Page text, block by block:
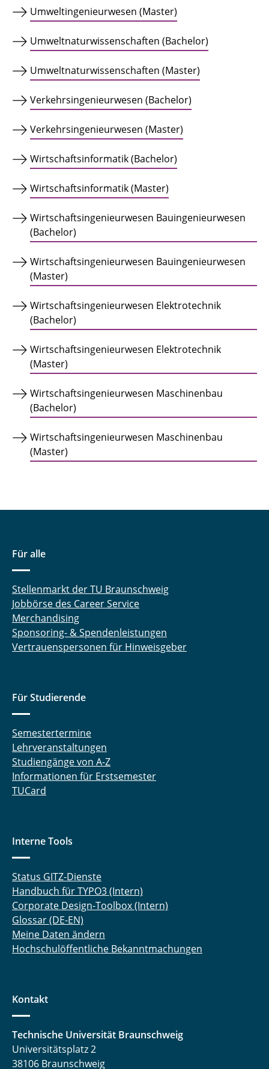
Umweltingenieurwesen (Master)
Umweltnaturwissenschaften (Bachelor)
Umweltnaturwissenschaften (Master)
Verkehrsingenieurwesen (Bachelor)
Verkehrsingenieurwesen (Master)
Wirtschaftsinformatik (Bachelor)
Wirtschaftsinformatik (Master)
Wirtschaftsingenieurwesen Bauingenieurwesen
(Bachelor)
Wirtschaftsingenieurwesen Bauingenieurwesen
(Master)
Wirtschaftsingenieurwesen Elektrotechnik
(Bachelor)
Wirtschaftsingenieurwesen Elektrotechnik
(Master)
Wirtschaftsingenieurwesen Maschinenbau
(Bachelor)
Wirtschaftsingenieurwesen Maschinenbau
(Master)
Für alle
Stellenmarkt der TU Braunschweig
Jobbörse des Career Service
Merchandising
Sponsoring- & Spendenleistungen
Vertrauenspersonen für Hinweisgeber
Für Studierende
Semestertermine
Lehrveranstaltungen
Studiengänge von A-Z
Informationen für Erstsemester
TUCard
Interne Tools
Status GITZ-Dienste
Handbuch für TYPO3 (Intern)
Corporate Design-Toolbox (Intern)
Glossar (DE-EN)
Meine Daten ändern
Hochschulöffentliche Bekanntmachungen
Kontakt
Technische Universität Braunschweig
Universitätsplatz 2
38106 Braunschweig